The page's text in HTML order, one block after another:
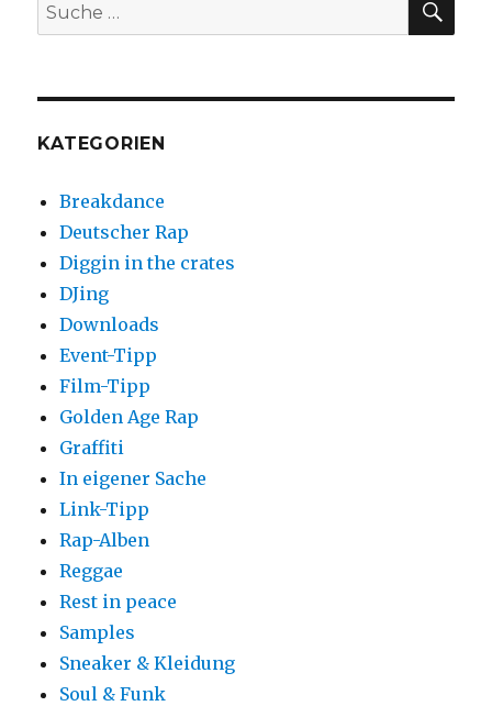
Vinyl?
nach:
KATEGORIEN
Breakdance
Deutscher Rap
Diggin in the crates
DJing
Downloads
Event-Tipp
Film-Tipp
Golden Age Rap
Graffiti
In eigener Sache
Link-Tipp
Rap-Alben
Reggae
Rest in peace
Samples
Sneaker & Kleidung
Soul & Funk